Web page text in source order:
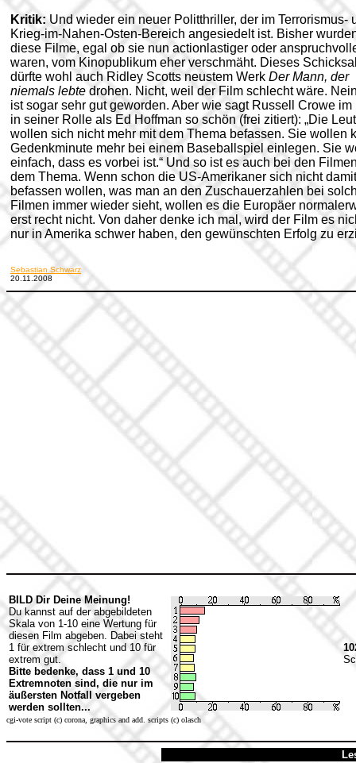
Kritik: Und wieder ein neuer Politthriller, der im Terrorismus-
Krieg-im-Nahen-Osten-Bereich angesiedelt ist. Bisher
diese Filme, egal ob sie nun actionlastiger oder
waren, vom Kinopublikum eher verschmäht. Dieses
dürfte wohl auch Ridley Scotts neustem Werk Der Mann, der
niemals lebte drohen. Nicht, weil der Film schlecht wäre.
ist sogar sehr gut geworden. Aber wie sagt Russell Crowe im
in seiner Rolle als Ed Hoffman so schön (frei zitiert): „Die
wollen sich nicht mehr mit dem Thema befassen. Sie wollen
Gedenkminute mehr bei einem Baseballspiel einlegen. Sie
einfach, dass es vorbei ist.“ Und so ist es auch bei den
dem Thema. Wenn schon die US-Amerikaner sich nicht damit
befassen wollen, was man an den Zuschauerzahlen bei
Filmen immer wieder sieht, wollen es die Europäer
erst recht nicht. Von daher denke ich mal, wird der Film es
nur in Amerika schwer haben, den gewünschten Erfolg zu
Sebastian Schwarz
20.11.2008
BILD Dir Deine Meinung!
Du kannst auf der abgebildeten
Skala von 1-10 eine Wertung für
diesen Film abgeben. Dabei steht
1 für extrem schlecht und 10 für
extrem gut.
Bitte bedenke, dass 1 und 10
Extremnoten sind, die nur im
äußersten Notfall vergeben
werden sollten...
cgi-vote script (c) corona, graphics and add. scripts (c) olasch